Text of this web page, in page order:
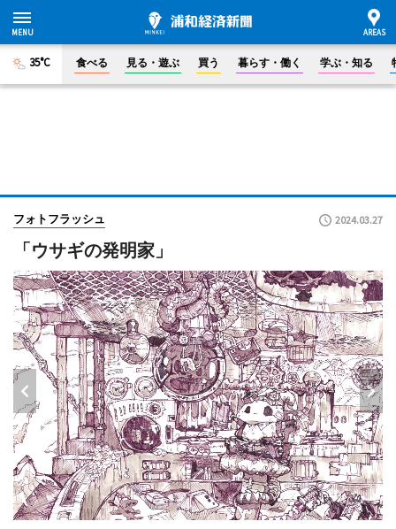
35°C 食べる 見る・遊ぶ 買う 暮らす・働く 学ぶ・知る
フォトフラッシュ 2024.03.27
「ウサギの発明家」